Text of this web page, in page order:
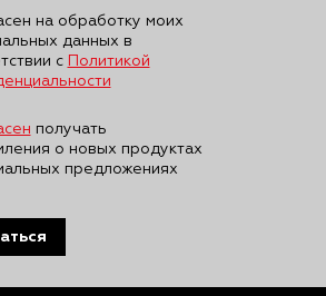
на обработку моих
данных в
с Политикой
получать
о новых продуктах
предложениях